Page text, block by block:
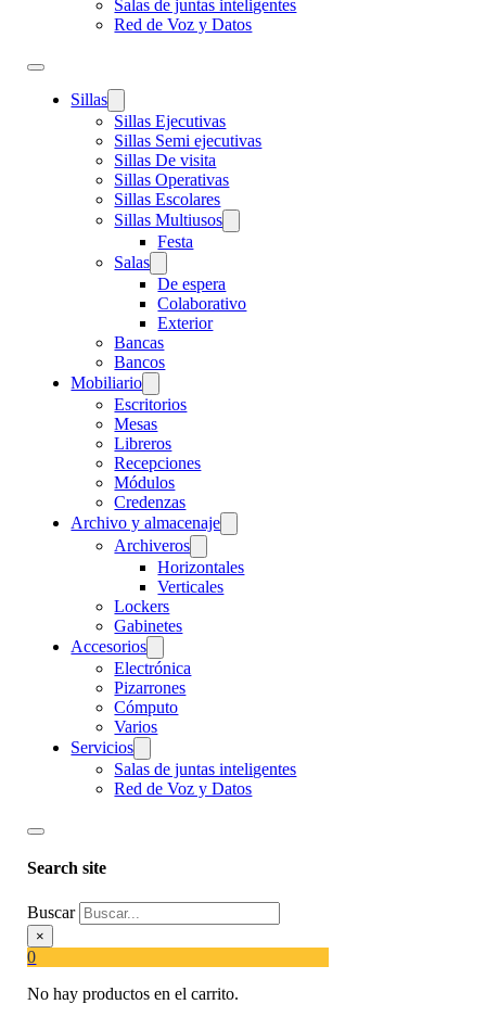
Salas de juntas inteligentes
Red de Voz y Datos
Sillas
Sillas Ejecutivas
Sillas Semi ejecutivas
Sillas De visita
Sillas Operativas
Sillas Escolares
Sillas Multiusos
Festa
Salas
De espera
Colaborativo
Exterior
Bancas
Bancos
Mobiliario
Escritorios
Mesas
Libreros
Recepciones
Módulos
Credenzas
Archivo y almacenaje
Archiveros
Horizontales
Verticales
Lockers
Gabinetes
Accesorios
Electrónica
Pizarrones
Cómputo
Varios
Servicios
Salas de juntas inteligentes
Red de Voz y Datos
Search site
Buscar
×
0
No hay productos en el carrito.